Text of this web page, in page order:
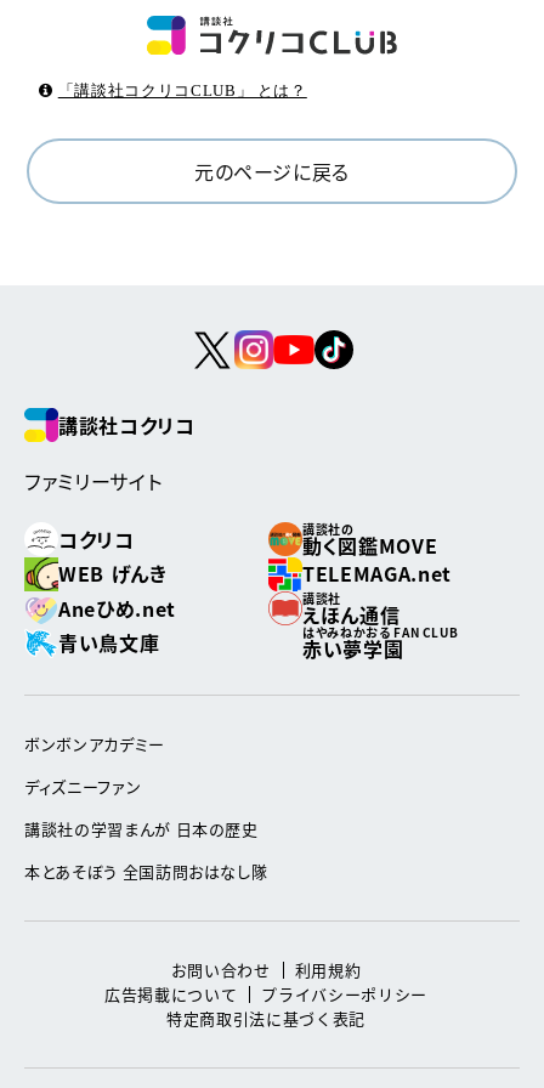
「講談社コクリコCLUB」 とは？
元のページに戻る
講談社コクリコ
ファミリーサイト
コクリコ
講談社の
動く図鑑MOVE
WEB げんき
TELEMAGA.net
Aneひめ.net
講談社
えほん通信
青い鳥文庫
はやみねかおる FAN CLUB
赤い夢学園
ボンボンアカデミー
ディズニーファン
講談社の学習まんが 日本の歴史
本とあそぼう 全国訪問おはなし隊
お問い合わせ
利用規約
広告掲載について
プライバシーポリシー
特定商取引法に基づく表記